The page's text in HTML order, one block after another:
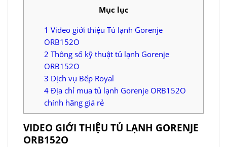
Mục lục
1 Video giới thiệu Tủ lạnh Gorenje
ORB152O
2 Thông số kỹ thuật tủ lạnh Gorenje
ORB152O
3 Dịch vụ Bếp Royal
4 Địa chỉ mua tủ lạnh Gorenje ORB152O
chính hãng giá rẻ
VIDEO GIỚI THIỆU TỦ LẠNH GORENJE
ORB152O